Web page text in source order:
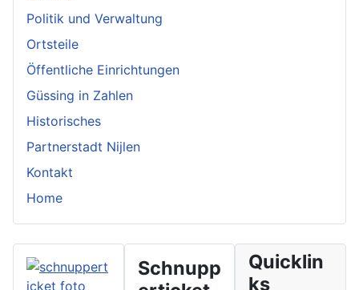
Politik und Verwaltung
Ortsteile
Öffentliche Einrichtungen
Güssing in Zahlen
Historisches
Partnerstadt Nijlen
Kontakt
Home
Schnupp
Quicklin
ks